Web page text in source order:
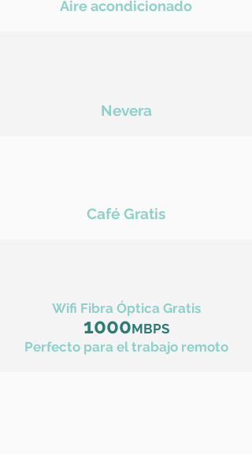
Aire acondicionado
Nevera
Café Gratis
Wifi Fibra Óptica Gratis
1000MBPS
Perfecto para el trabajo remoto